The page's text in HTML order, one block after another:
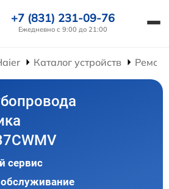
+7 (831) 231-09-76
Ежедневно с 9:00 до 21:00
Каталог устройств
сервис